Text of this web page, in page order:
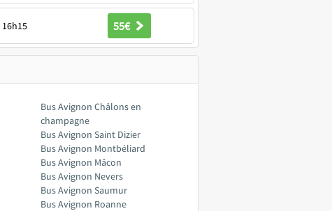
16h15 55€
Bus Avignon Châlons en
champagne
Bus Avignon Saint Dizier
Bus Avignon Montbéliard
Bus Avignon Mâcon
Bus Avignon Nevers
Bus Avignon Saumur
Bus Avignon Roanne